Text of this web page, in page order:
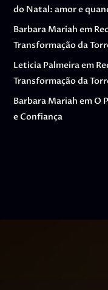
do Natal: amor e
Barbara Mariah em
Transformação da
Leticia Palmeiraem
Transformação da
Barbara Mariah em O
e Confiança